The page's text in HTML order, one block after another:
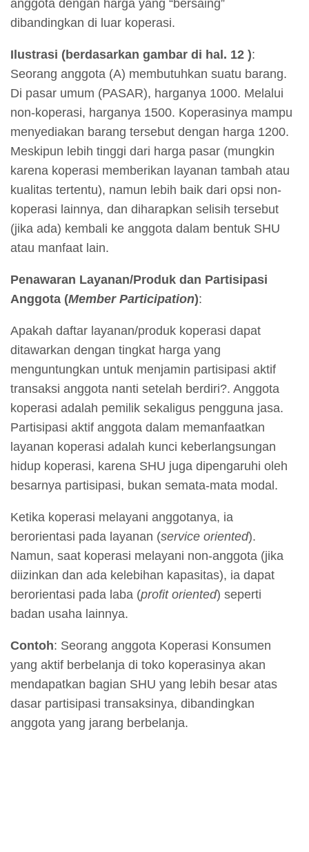
anggota dengan harga yang “bersaing”
dibandingkan di luar koperasi.
Ilustrasi (berdasarkan gambar di hal. 12 ):
Seorang anggota (A) membutuhkan suatu barang.
Di pasar umum (PASAR), harganya 1000. Melalui
non-koperasi, harganya 1500. Koperasinya mampu
menyediakan barang tersebut dengan harga 1200.
Meskipun lebih tinggi dari harga pasar (mungkin
karena koperasi memberikan layanan tambah atau
kualitas tertentu), namun lebih baik dari opsi non-
koperasi lainnya, dan diharapkan selisih tersebut
(jika ada) kembali ke anggota dalam bentuk SHU
atau manfaat lain.
Penawaran Layanan/Produk dan Partisipasi
Anggota (Member Participation):
Apakah daftar layanan/produk koperasi dapat
ditawarkan dengan tingkat harga yang
menguntungkan untuk menjamin partisipasi aktif
transaksi anggota nanti setelah berdiri?. Anggota
koperasi adalah pemilik sekaligus pengguna jasa.
Partisipasi aktif anggota dalam memanfaatkan
layanan koperasi adalah kunci keberlangsungan
hidup koperasi, karena SHU juga dipengaruhi oleh
besarnya partisipasi, bukan semata-mata modal.
Ketika koperasi melayani anggotanya, ia
berorientasi pada layanan (service oriented).
Namun, saat koperasi melayani non-anggota (jika
diizinkan dan ada kelebihan kapasitas), ia dapat
berorientasi pada laba (profit oriented) seperti
badan usaha lainnya.
Contoh: Seorang anggota Koperasi Konsumen
yang aktif berbelanja di toko koperasinya akan
mendapatkan bagian SHU yang lebih besar atas
dasar partisipasi transaksinya, dibandingkan
anggota yang jarang berbelanja.